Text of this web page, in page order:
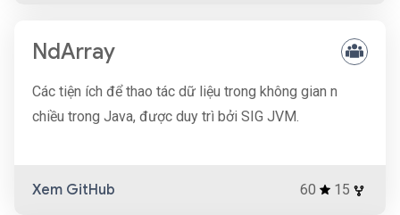
NdArray
Các tiện ích để thao tác dữ liệu trong không gian n
chiều trong Java, được duy trì bởi SIG JVM.
Xem GitHub 60 15